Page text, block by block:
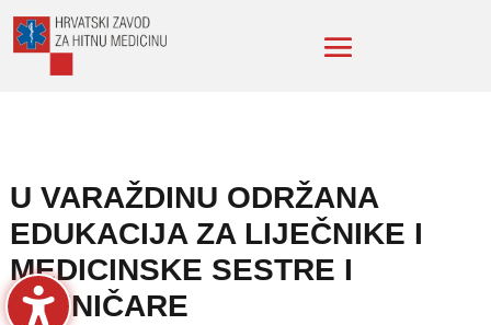
U VARAŽDINU ODRŽANA
EDUKACIJA ZA LIJEČNIKE I
MEDICINSKE SESTRE I
TEHNIČARE